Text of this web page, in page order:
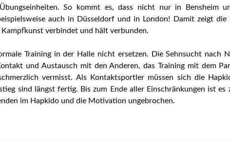
So kommt es, dass nicht nur in Bensheim
auch in Düsseldorf und in London! Damit zeigt die
verbindet und hält verbunden.
Training in der Halle nicht ersetzen. Die Sehnsucht nach
und Austausch mit den Anderen, das Training mit dem
vermisst. Als Kontaktsportler müssen sich die
sind längst fertig. Bis zum Ende aller Einschränkungen ist es
im Hapkido und die Motivation ungebrochen.